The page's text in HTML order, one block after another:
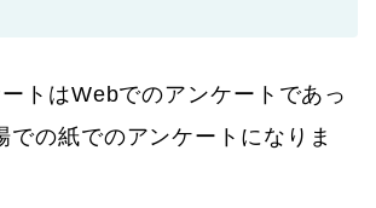
トはWebでのアンケートであっ
での紙でのアンケートになりま